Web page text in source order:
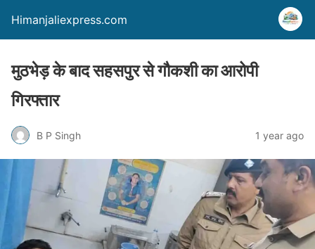
Himanjaliexpress.com
मुठभेड़ के बाद सहसपुर से गौकशी का आरोपी
गिरफ्तार
B P Singh 1 year ago